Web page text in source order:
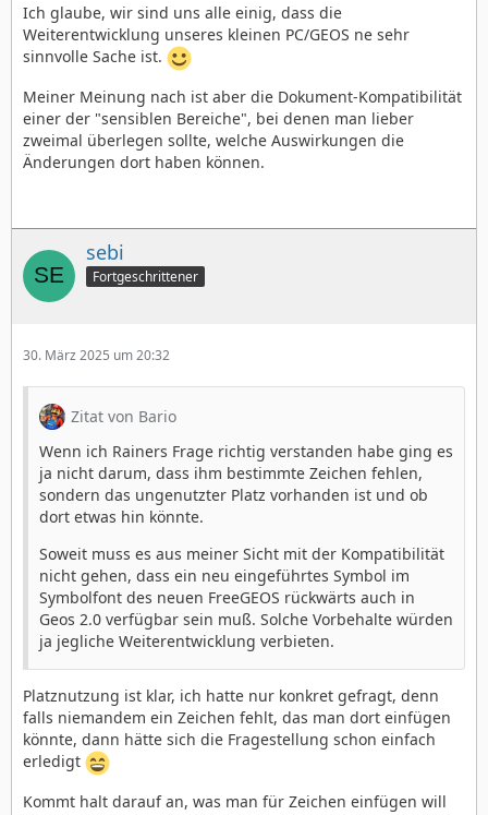
Ich glaube, wir sind uns alle einig, dass die
Weiterentwicklung unseres kleinen PC/GEOS ne sehr
sinnvolle Sache ist.
Meiner Meinung nach ist aber die Dokument-Kompatibilität
einer der "sensiblen Bereiche", bei denen man lieber
zweimal überlegen sollte, welche Auswirkungen die
Änderungen dort haben können.
sebi
Fortgeschrittener
30. März 2025 um 20:32
Zitat von Bario
Wenn ich Rainers Frage richtig verstanden habe ging es
ja nicht darum, dass ihm bestimmte Zeichen fehlen,
sondern das ungenutzter Platz vorhanden ist und ob
dort etwas hin könnte.
Soweit muss es aus meiner Sicht mit der Kompatibilität
nicht gehen, dass ein neu eingeführtes Symbol im
Symbolfont des neuen FreeGEOS rückwärts auch in
Geos 2.0 verfügbar sein muß. Solche Vorbehalte würden
ja jegliche Weiterentwicklung verbieten.
Platznutzung ist klar, ich hatte nur konkret gefragt, denn
falls niemandem ein Zeichen fehlt, das man dort einfügen
könnte, dann hätte sich die Fragestellung schon einfach
erledigt
Kommt halt darauf an, was man für Zeichen einfügen will